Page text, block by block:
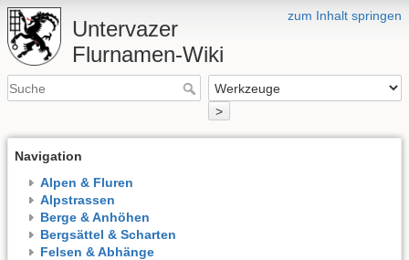
zum Inhalt springen
Untervazer
Flurnamen-Wiki
>
Navigation
Alpen & Fluren
Alpstrassen
Berge & Anhöhen
Bergsättel & Scharten
Felsen & Abhänge